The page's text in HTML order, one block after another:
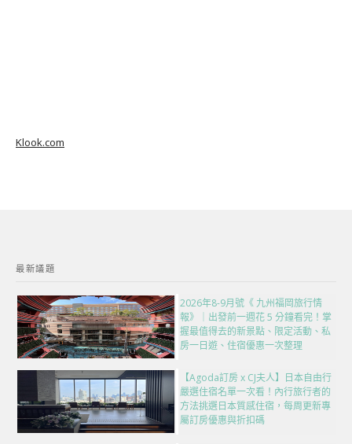
Klook.com
最新議題
2026年8-9月號《 九州福岡旅行情
報》｜出發前一週花 5 分鐘看完！掌
握最值得去的新景點、限定活動、私
房一日遊、住宿優惠一次整理
【Agoda訂房 x CJ夫人】日本自由行
嚴選住宿名單一次看！內行旅行者的
方法挑選日本質感住宿，每周更新專
屬訂房優惠與折扣碼